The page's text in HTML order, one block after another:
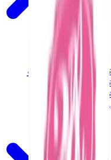
مكسيكو 66 سابو
مكسيكو 66
توكوتن
اونيتسوكا تايغر